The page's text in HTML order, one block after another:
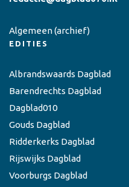
Algemeen(archief)
EDITIES
Albrandswaards Dagblad
Barendrechts Dagblad
Dagblad010
Gouds Dagblad
Ridderkerks Dagblad
Rijswijks Dagblad
Voorburgs Dagblad